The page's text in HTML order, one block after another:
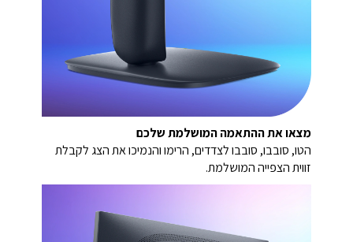
מצאו את ההתאמה המושלמת שלכם
הטו, סובבו, סובבו לצדדים, הרימו והנמיכו את הצג לקבלת
זווית הצפייה המושלמת.